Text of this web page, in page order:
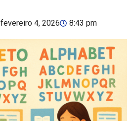
fevereiro 4, 2026 8:43 pm